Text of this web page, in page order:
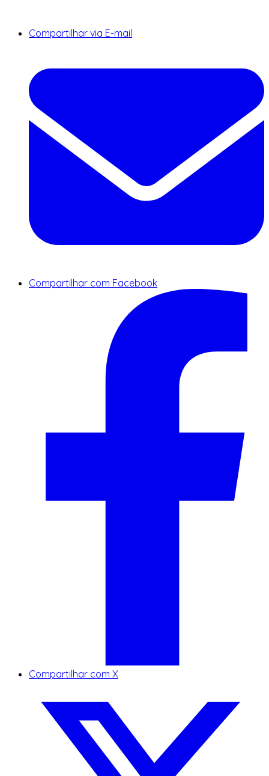
Compartilhar via E-mail
Compartilhar com Facebook
Compartilhar com X